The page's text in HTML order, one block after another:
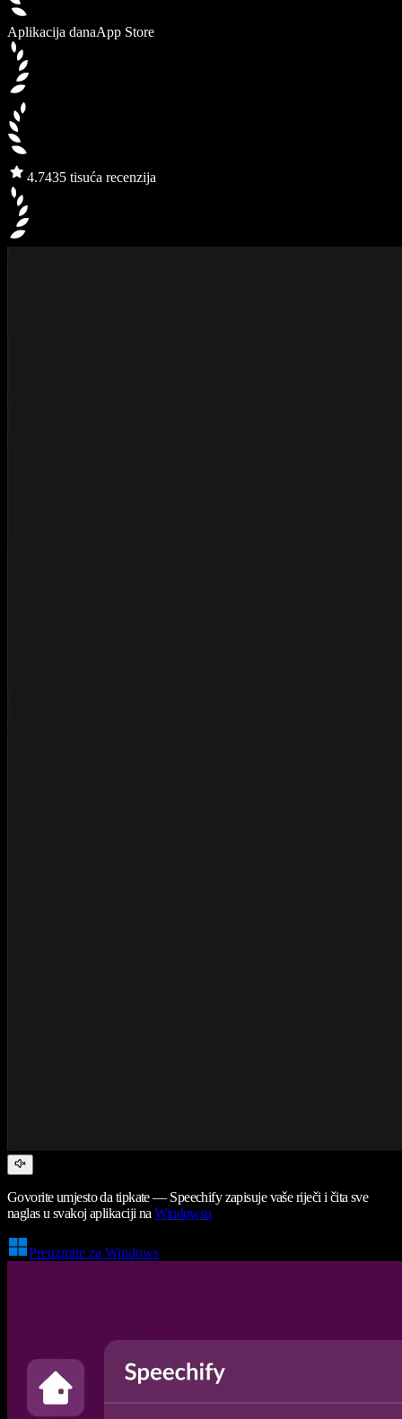
Aplikacija danaApp Store
4.7435 tisuća recenzija
Govorite umjesto da tipkate — Speechify zapisuje vaše riječi i čita sve
naglas u svakoj aplikaciji naWindowsu
Preuzmite za Windows